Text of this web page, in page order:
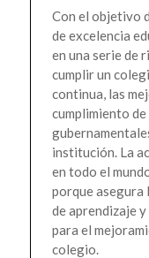
Con el objetivo
de excelencia
en una serie de
cumplir un
continua, las
cumplimiento
institución. La
en todo el
porque asegura
de aprendizaje
para el
colegio.